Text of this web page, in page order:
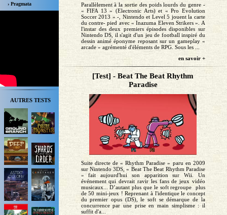
› Pragmata
AUTRES TESTS
Parallèlement à la sortie des poids lourds du genre -
« FIFA 13 » (Electronic Arts) et « Pro Evolution
Soccer 2013 » -, Nintendo et Level 5 jouent la carte
du contre- pied avec « Inazuma Eleven Strikers ». A
l'instar des deux premiers épisodes disponibles sur
Nintendo DS, il s'agit d'un jeu de football inspiré du
dessin animé éponyme reposant sur un gameplay «
arcade » agrémenté d'éléments de RPG. Sous les ...
en savoir +
[Test] - Beat The Beat Rhythm
Paradise
Suite directe de « Rhythm Paradise » paru en 2009
sur Nintendo 3DS, « Beat The Beat Rhythm Paradise
» fait aujourd'hui son apparition sur Wii. Un
événement qui devrait ravir les fans de jeux vidéo
musicaux... D’autant plus que le soft regroupe plus
de 50 mini-jeux ! Reprenant à l'identique le concept
du premier opus (DS), le soft se démarque de la
concurrence par une prise en main simplisme : il
suffit d'a...